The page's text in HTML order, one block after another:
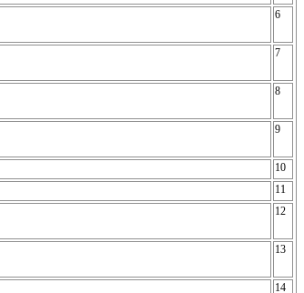
6
7
8
9
10
11
12
13
14